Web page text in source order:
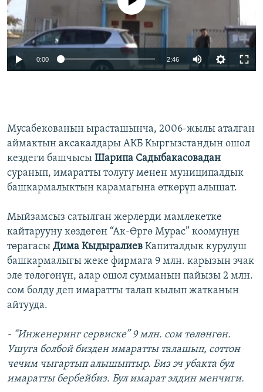
0:00 2:46
Мусабекованын ырасташынча, 2006-жылы аталган
аймактын аксакалдары АКБ Кыргызстандын ошол
кездеги башчысы Шарипа Садыбакасовадан
суранып, имаратты толугу менен муниципалдык
башкармалыктын карамагына өткөрүп алышат.
Мыйзамсыз сатылган жерлерди мамлекетке
кайтарууну көздөгөн “Ак-Өргө Мурас” коомунун
төрагасы Дима Кыдыралиев Капиталдык курулуш
башкармалыгы жеке фирмага 9 млн. карызын эчак
эле төлөгөнүн, алар ошол сумманын пайызы 2 млн.
сом болду деп имаратты талап кылып жатканын
айтууда.
- “Инженеринг сервиске” 9 млн. сом төлөнгөн.
Ушуга болбой бизден имаратты талашып, соттон
чечим чыгартып алышыптыр. Биз эч убакта бул
имаратты бербейбиз. Бул имарат элдин менчиги.